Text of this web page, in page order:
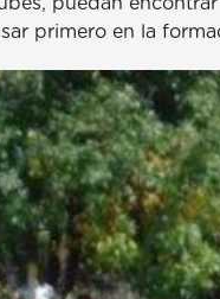
primero en la